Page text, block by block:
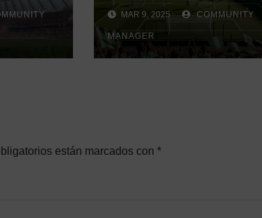
con
la Europa
Conference
League»
MAR 9, 2025 COMMUNITY
MANAGER
están marcados con *